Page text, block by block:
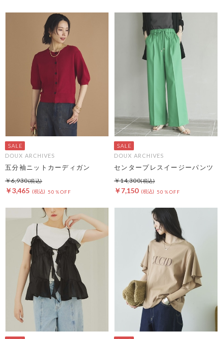
DOUX ARCHIVES
五分袖ニットカーディガン
￥3,465 50％OFF
￥6,930
DOUX ARCHIVES
センタープレスイージーパンツ
￥7,150 50％OFF
￥14,300